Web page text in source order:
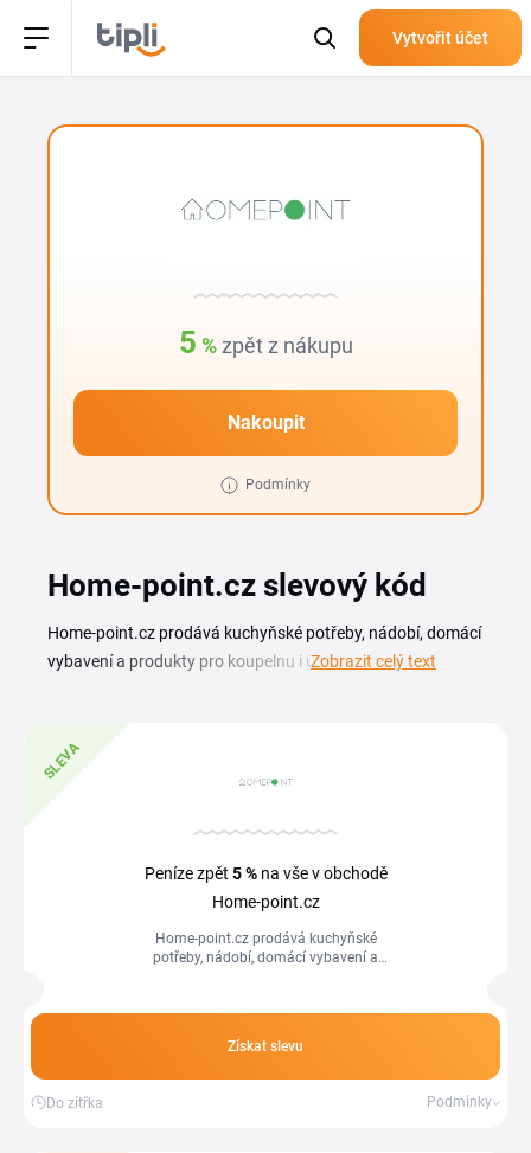
Vytvořit účet
5 % zpět z nákupu
Nakoupit
Podmínky
Home-point.cz slevový kód
Home-point.cz prodává kuchyňské potřeby, nádobí, domácí
vybavení a produkty pro koupelnu i úklid, a se slevovým
každodenní chod kuchyně, jídelny a celého bytu. Aktuální
slevový kupón home-point.cz stáhneš na této stránce a
dlouhého hledání. Doprava zdarma platí od stanovené
vybavení do nového bytu nebo doplňky pro domov, sleva
home-point.cz ti pomůže snížit cenu objednávky.
Zobrazit celý text
SLEVA
Peníze zpět 5 %na vše v obchodě
Home-point.cz
Home-point.cz prodává kuchyňské
potřeby, nádobí, domácí vybavení a
nakoupíš...
Získat slevu
Do zítřka Podmínky